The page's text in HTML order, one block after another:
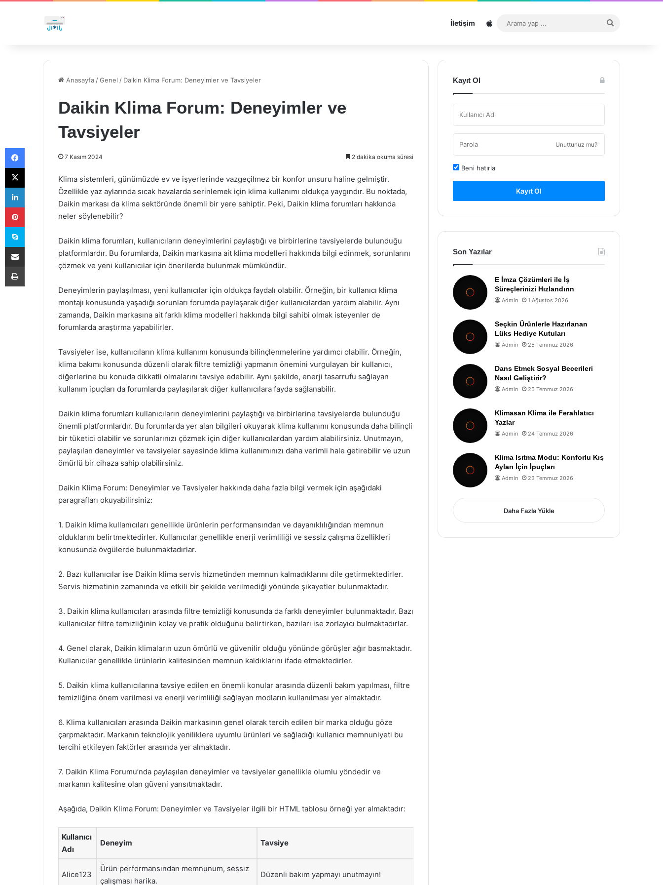
İletişim Sitemap
...
Anasayfa /Genel / Daikin Klima Forum: Deneyimler ve Tavsiyeler
Daikin Klima Forum: Deneyimler ve
Tavsiyeler
7 Kasım 2024 2 dakika okuma süresi
Klima sistemleri, günümüzde ev ve işyerlerinde vazgeçilmez bir konfor unsuru haline gelmiştir.
Özellikle yaz aylarında sıcak havalarda serinlemek için klima kullanımı oldukça yaygındır. Bu noktada,
Daikin markası da klima sektöründe önemli bir yere sahiptir. Peki, Daikin klima forumları hakkında
neler söylenebilir?
Daikin klima forumları, kullanıcıların deneyimlerini paylaştığı ve birbirlerine tavsiyelerde bulunduğu
platformlardır. Bu forumlarda, Daikin markasına ait klima modelleri hakkında bilgi edinmek, sorunlarını
çözmek ve yeni kullanıcılar için önerilerde bulunmak mümkündür.
Deneyimlerin paylaşılması, yeni kullanıcılar için oldukça faydalı olabilir. Örneğin, bir kullanıcı klima
montajı konusunda yaşadığı sorunları forumda paylaşarak diğer kullanıcılardan yardım alabilir. Aynı
zamanda, Daikin markasına ait farklı klima modelleri hakkında bilgi sahibi olmak isteyenler de
forumlarda araştırma yapabilirler.
Tavsiyeler ise, kullanıcıların klima kullanımı konusunda bilinçlenmelerine yardımcı olabilir. Örneğin,
klima bakımı konusunda düzenli olarak filtre temizliği yapmanın önemini vurgulayan bir kullanıcı,
diğerlerine bu konuda dikkatli olmalarını tavsiye edebilir. Aynı şekilde, enerji tasarrufu sağlayan
kullanım ipuçları da forumlarda paylaşılarak diğer kullanıcılara fayda sağlanabilir.
Daikin klima forumları kullanıcıların deneyimlerini paylaştığı ve birbirlerine tavsiyelerde bulunduğu
önemli platformlardır. Bu forumlarda yer alan bilgileri okuyarak klima kullanımı konusunda daha bilinçli
bir tüketici olabilir ve sorunlarınızı çözmek için diğer kullanıcılardan yardım alabilirsiniz. Unutmayın,
paylaşılan deneyimler ve tavsiyeler sayesinde klima kullanımınızı daha verimli hale getirebilir ve uzun
ömürlü bir cihaza sahip olabilirsiniz.
Daikin Klima Forum: Deneyimler ve Tavsiyeler hakkında daha fazla bilgi vermek için aşağıdaki
paragrafları okuyabilirsiniz:
1. Daikin klima kullanıcıları genellikle ürünlerin performansından ve dayanıklılığından memnun
olduklarını belirtmektedirler. Kullanıcılar genellikle enerji verimliliği ve sessiz çalışma özellikleri
konusunda övgülerde bulunmaktadırlar.
2. Bazı kullanıcılar ise Daikin klima servis hizmetinden memnun kalmadıklarını dile getirmektedirler.
Servis hizmetinin zamanında ve etkili bir şekilde verilmediği yönünde şikayetler bulunmaktadır.
3. Daikin klima kullanıcıları arasında filtre temizliği konusunda da farklı deneyimler bulunmaktadır. Bazı
kullanıcılar filtre temizliğinin kolay ve pratik olduğunu belirtirken, bazıları ise zorlayıcı bulmaktadırlar.
4. Genel olarak, Daikin klimaların uzun ömürlü ve güvenilir olduğu yönünde görüşler ağır basmaktadır.
Kullanıcılar genellikle ürünlerin kalitesinden memnun kaldıklarını ifade etmektedirler.
5. Daikin klima kullanıcılarına tavsiye edilen en önemli konular arasında düzenli bakım yapılması, filtre
temizliğine önem verilmesi ve enerji verimliliği sağlayan modların kullanılması yer almaktadır.
6. Klima kullanıcıları arasında Daikin markasının genel olarak tercih edilen bir marka olduğu göze
çarpmaktadır. Markanın teknolojik yeniliklere uyumlu ürünleri ve sağladığı kullanıcı memnuniyeti bu
tercihi etkileyen faktörler arasında yer almaktadır.
7. Daikin Klima Forumu’nda paylaşılan deneyimler ve tavsiyeler genellikle olumlu yöndedir ve
markanın kalitesine olan güveni yansıtmaktadır.
Aşağıda, Daikin Klima Forum: Deneyimler ve Tavsiyeler ilgili bir HTML tablosu örneği yer almaktadır:
Kullanıcı
Adı
Deneyim Tavsiye
Alice123
Ürün performansından memnunum, sessiz
çalışması harika.
Düzenli bakım yapmayı unutmayın!
Kayıt Ol
Unuttunuz mu?
Beni hatırla
Kayıt Ol
Son Yazılar
E İmza Çözümleri ile İş
Süreçlerinizi Hızlandırın
Admin 1 Ağustos 2026
Seçkin Ürünlerle Hazırlanan
Lüks Hediye Kutuları
Admin 25 Temmuz 2026
Dans Etmek Sosyal Becerileri
Nasıl Geliştirir?
Admin 25 Temmuz 2026
Klimasan Klima ile Ferahlatıcı
Yazlar
Admin 24 Temmuz 2026
Klima Isıtma Modu: Konforlu Kış
Ayları İçin İpuçları
Admin 23 Temmuz 2026
Daha Fazla Yükle
Facebook
X
LinkedIn
Pinterest
Skype
E-Posta ile paylaş